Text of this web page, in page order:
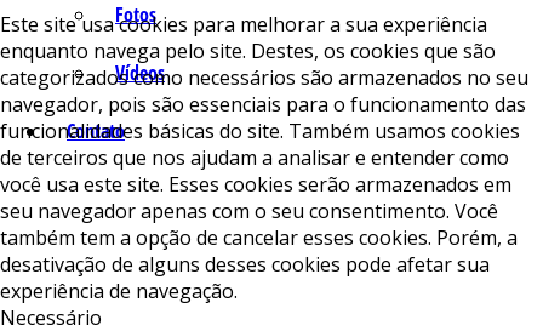
Fotos
Vídeos
Contato
Este site usa cookies para melhorar a sua experiência
enquanto navega pelo site. Destes, os cookies que são
categorizados como necessários são armazenados no seu
navegador, pois são essenciais para o funcionamento das
funcionalidades básicas do site. Também usamos cookies
de terceiros que nos ajudam a analisar e entender como
você usa este site. Esses cookies serão armazenados em
seu navegador apenas com o seu consentimento. Você
também tem a opção de cancelar esses cookies. Porém, a
desativação de alguns desses cookies pode afetar sua
experiência de navegação.
Necessário